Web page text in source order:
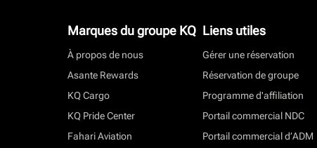
Marques du groupe KQ
À propos de nous
Asante Rewards
KQ Cargo
KQ Pride Center
Fahari Aviation
Liens utiles
Gérer une réservation
Réservation de groupe
Programme d'affiliation
Portail commercial NDC
Portail commercial d’ADM